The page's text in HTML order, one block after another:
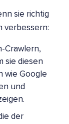
sie richtig
verbessern:
Crawlern,
sie diesen
wie Google
und
der